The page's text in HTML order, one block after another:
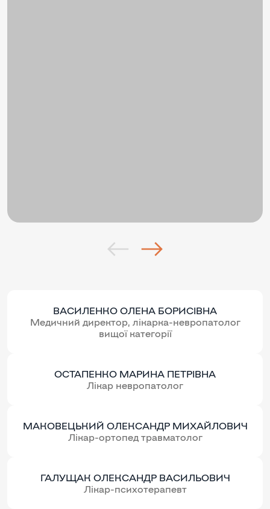
ВАСИЛЕНКО ОЛЕНА БОРИСІВНА
Медичний директор, лікарка-невропатолог
вищої категорії
ОСТАПЕНКО МАРИНА ПЕТРІВНА
Лікар невропатолог
МАКОВЕЦЬКИЙ ОЛЕКСАНДР МИХАЙЛОВИЧ
Лікар-ортопед травматолог
ГАЛУЩАК ОЛЕКСАНДР ВАСИЛЬОВИЧ
Лікар-психотерапевт